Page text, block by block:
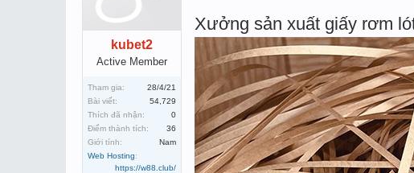
kubet2
Active Member
Tham gia:
28/4/21
Bài viết:
54,729
Thích đã nhận:
0
Điểm thành tích:
36
Giới tính:
Nam
Web Hosting:
https://w88.club/
Xưởng sản xuất giấy rơm